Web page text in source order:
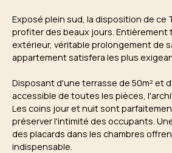
Exposé plein sud, la disposition de ce
profiter des beaux jours. Entièrement
extérieur, véritable prolongement de
appartement satisfera les plus
Disposant d'une terrasse de 50m² et
accessible de toutes les pièces,
Les coins jour et nuit sont
préserver l'intimité des occupants.
des placards dans les chambres
indispensable.